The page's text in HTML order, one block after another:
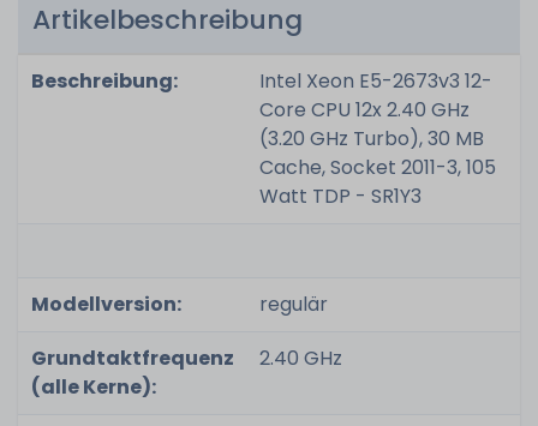
Artikelbeschreibung
Beschreibung:
Intel Xeon E5-2673v3 12-
Core CPU 12x 2.40 GHz
(3.20 GHz Turbo), 30 MB
Cache, Socket 2011-3, 105
Watt TDP - SR1Y3
Modellversion:
regulär
Grundtaktfrequenz
(alle Kerne):
2.40 GHz